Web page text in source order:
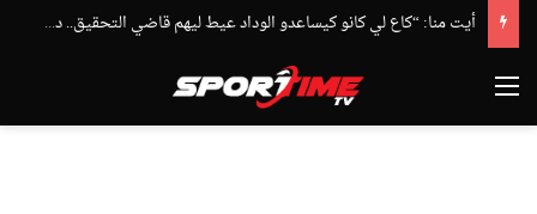
أيت منا: “كاع لي كانو كيساعدو الوداد عيط ليهم قاضي التحقيق.. دابا حتى شي واحد ما بقا باغي يعاون”
القائمة